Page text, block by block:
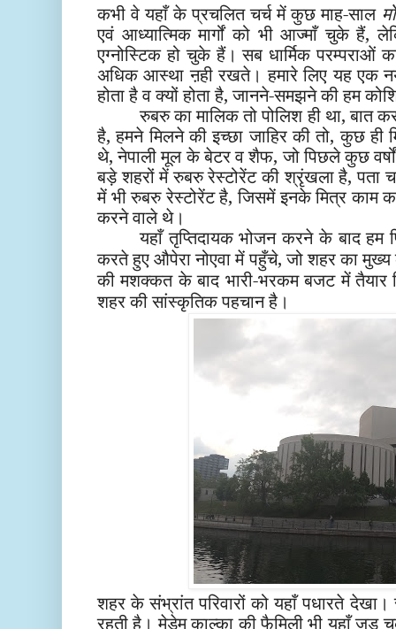
कभी वे यहाँ के प्रचलित चर्च में कुछ माह-साल
एवं आध्यात्मिक मार्गों को भी आज्माँ चुके हैं,
एग्नोस्टिक हो चुके हैं। सब धार्मिक परम्पराओं
अधिक आस्था ऩही रखते। हमारे लिए यह एक
होता है व क्यों होता है, जानने-समझने की हम
रुबरु का मालिक तो पोलिश ही था, बात
है, हमने मिलने की इच्छा जाहिर की तो, कुछ ही
थे, नेपाली मूल के बेटर व शैफ, जो पिछले कुछ
बड़े शहरों में रुबरु रेस्टोरेंट की श्रृंखला है, पता
में भी रुबरु रेस्टोरेंट है, जिसमें इनके मित्र काम
करने वाले थे।
यहाँ तृप्तिदायक भोजन करने के बाद हम
करते हुए औपेरा नोएवा में पहुँचे, जो शहर का मुख्य
की मशक्कत के बाद भारी-भरकम बजट में
शहर की सांस्कृतिक पहचान है।
शहर के संभ्रांत परिवारों को यहाँ पधारते
रहती है। मेडेम काल्का की फैमिली भी यहाँ जुड़